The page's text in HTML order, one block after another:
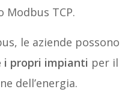
Modbus TCP.
le aziende possono
i propri impianti per il
dell’energia.